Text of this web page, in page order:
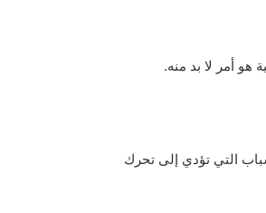
هو أمر لا بد منه.
التي تؤدي إلى تحرك